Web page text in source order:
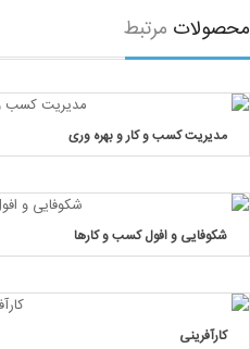
مرتبط
مدیریت کسب و کار و بهره وری
شکوفایی و افول کسب و کارها
کارآفرینی